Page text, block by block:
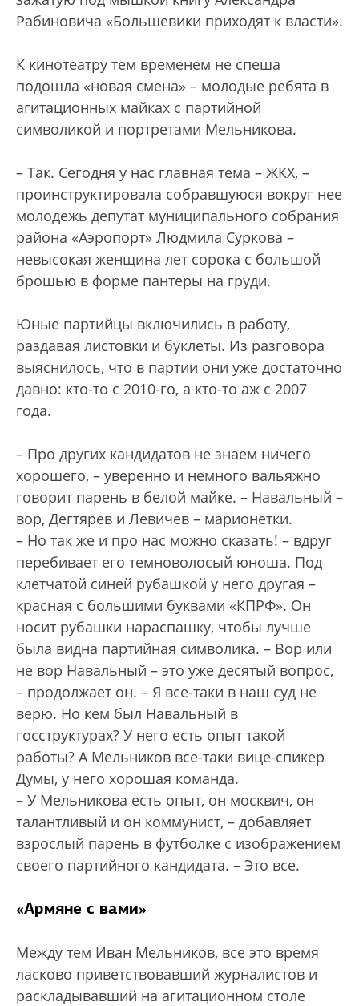
Рабиновича «Большевики приходят к власти».
К кинотеатру тем временем не спеша
подошла «новая смена» – молодые ребята в
агитационных майках с партийной
символикой и портретами Мельникова.
– Так. Сегодня у нас главная тема – ЖКХ, –
проинструктировала собравшуюся вокруг нее
молодежь депутат муниципального собрания
района «Аэропорт» Людмила Суркова –
невысокая женщина лет сорока с большой
брошью в форме пантеры на груди.
Юные партийцы включились в работу,
раздавая листовки и буклеты. Из разговора
выяснилось, что в партии они уже достаточно
давно: кто-то с 2010-го, а кто-то аж с 2007
года.
– Про других кандидатов не знаем ничего
хорошего, – уверенно и немного вальяжно
говорит парень в белой майке. – Навальный –
вор, Дегтярев и Левичев – марионетки.
– Но так же и про нас можно сказать! – вдруг
перебивает его темноволосый юноша. Под
клетчатой синей рубашкой у него другая –
красная с большими буквами «КПРФ». Он
носит рубашки нараспашку, чтобы лучше
была видна партийная символика. – Вор или
не вор Навальный – это уже десятый вопрос,
– продолжает он. – Я все-таки в наш суд не
верю. Но кем был Навальный в
госструктурах? У него есть опыт такой
работы? А Мельников все-таки вице-спикер
Думы, у него хорошая команда.
– У Мельникова есть опыт, он москвич, он
талантливый и он коммунист, – добавляет
взрослый парень в футболке с изображением
своего партийного кандидата. – Это все.
«Армяне с вами»
Между тем Иван Мельников, все это время
ласково приветствовавший журналистов и
раскладывавший на агитационном столе